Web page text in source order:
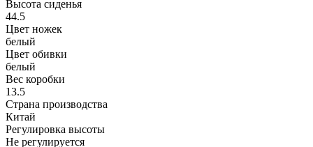
Высота сиденья
44.5
Цвет ножек
белый
Цвет обивки
белый
Вес коробки
13.5
Страна производства
Китай
Регулировка высоты
Не регулируется